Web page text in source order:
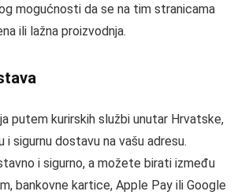
mogućnosti da se na tim stranicama
ili lažna proizvodnja.
putem kurirskih službi unutar Hrvatske,
i sigurnu dostavu na vašu adresu.
i sigurno, a možete birati između
bankovne kartice, Apple Pay ili Google